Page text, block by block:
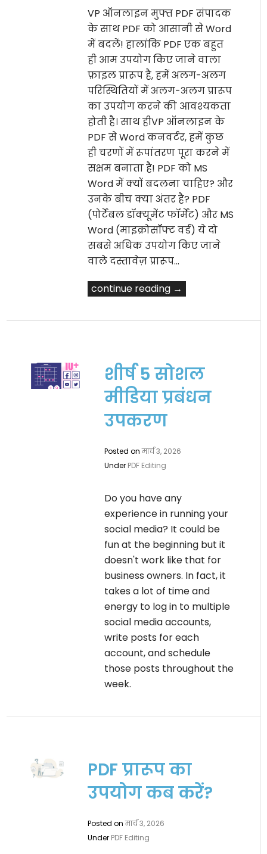
VP ऑनलाइन मुफ्त PDF संपादक
के साथ PDF को आसानी से Word
में बदलें! हालांकि PDF एक बहुत
ही आम उपयोग किए जाने वाला
फ़ाइल प्रारूप है, हमें अलग-अलग
परिस्थितियों में अलग-अलग प्रारूप
का उपयोग करने की आवश्यकता
होती है। साथ हीVP ऑनलाइन के
PDF से Word कनवर्टर, हमें कुछ
ही चरणों में रूपांतरण पूरा करने में
सक्षम बनाता है! PDF को MS
Word में क्यों बदलना चाहिए? और
उनके बीच क्या अंतर है? PDF
(पोर्टेबल डॉक्यूमेंट फॉर्मेट) और MS
Word (माइक्रोसॉफ्ट वर्ड) ये दो
सबसे अधिक उपयोग किए जाने
वाले दस्तावेज़ प्रारूप…
continue reading →
शीर्ष 5 सोशल
मीडिया प्रबंधन
उपकरण
Posted onमार्च 3, 2026
Under PDF Editing
Do you have any
experience in running your
social media? It could be
fun at the beginning but it
doesn't work like that for
business owners. In fact, it
takes a lot of time and
energy to log in to multiple
social media accounts,
write posts for each
account, and schedule
those posts throughout the
week.
PDF प्रारूप का
उपयोग कब करें?
Posted onमार्च 3, 2026
Under PDF Editing